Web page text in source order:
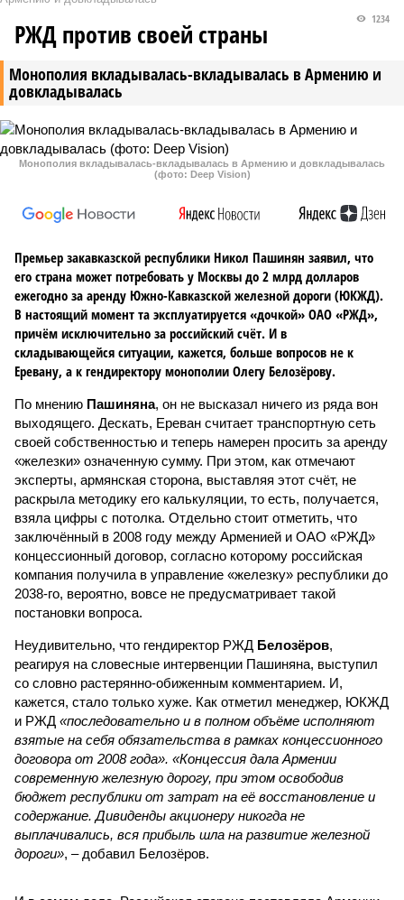
Монополия вкладывалась-вкладывалась в Армению и
довкладывалась
1234
РЖД против своей страны
Монополия вкладывалась-вкладывалась в Армению и довкладывалась
(фото: Deep Vision)
Премьер закавказской республики Никол Пашинян заявил, что
его страна может потребовать у Москвы до 2 млрд долларов
ежегодно за аренду Южно-Кавказской железной дороги (ЮКЖД).
В настоящий момент та эксплуатируется «дочкой» ОАО «РЖД»,
причём исключительно за российский счёт. И в
складывающейся ситуации, кажется, больше вопросов не к
Еревану, а к гендиректору монополии Олегу Белозёрову.
По мнению Пашиняна, он не высказал ничего из ряда вон
выходящего. Дескать, Ереван считает транспортную сеть
своей собственностью и теперь намерен просить за аренду
«железки» означенную сумму. При этом, как отмечают
эксперты, армянская сторона, выставляя этот счёт, не
раскрыла методику его калькуляции, то есть, получается,
взяла цифры с потолка. Отдельно стоит отметить, что
заключённый в 2008 году между Арменией и ОАО «РЖД»
концессионный договор, согласно которому российская
компания получила в управление «железку» республики до
2038-го, вероятно, вовсе не предусматривает такой
постановки вопроса.
Неудивительно, что гендиректор РЖД Белозёров,
реагируя на словесные интервенции Пашиняна, выступил
со словно растерянно-обиженным комментарием. И,
кажется, стало только хуже. Как отметил менеджер, ЮКЖД
и РЖД «последовательно и в полном объёме исполняют
взятые на себя обязательства в рамках концессионного
договора от 2008 года». «Концессия дала Армении
современную железную дорогу, при этом освободив
бюджет республики от затрат на её восстановление и
содержание. Дивиденды акционеру никогда не
выплачивались, вся прибыль шла на развитие железной
дороги», – добавил Белозёров.